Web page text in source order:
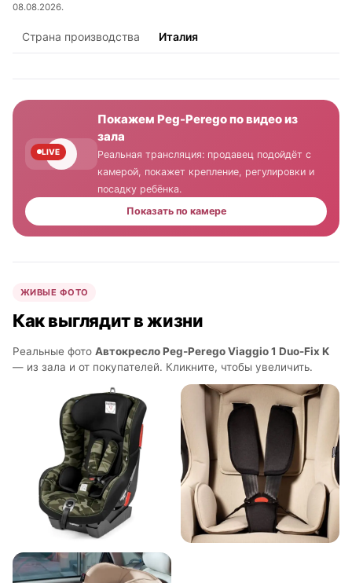
08.08.2026.
Страна производства Италия
LIVE
Покажем Peg-Perego по видео из
зала
Реальная трансляция: продавец подойдёт с
камерой, покажет крепление, регулировки и
посадку ребёнка.
Показать по камере
ЖИВЫЕ ФОТО
Как выглядит в жизни
Реальные фото Автокресло Peg-Perego Viaggio 1 Duo-Fix K
— из зала и от покупателей. Кликните, чтобы увеличить.